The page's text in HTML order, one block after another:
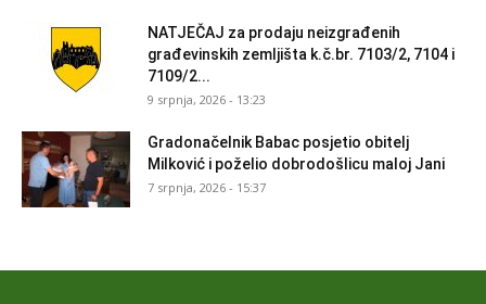
NATJEČAJ za prodaju neizgrađenih
građevinskih zemljišta k.č.br. 7103/2, 7104 i
7109/2...
9 srpnja, 2026 - 13:23
Gradonačelnik Babac posjetio obitelj
Milković i poželio dobrodošlicu maloj Jani
7 srpnja, 2026 - 15:37